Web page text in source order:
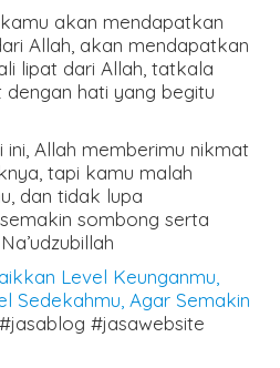
akan mendapatkan
Allah, akan mendapatkan
lipat dari Allah, tatkala
hati yang begitu
Allah memberimu nikmat
tapi kamu malah
dan tidak lupa
sombong serta
Level Keunganmu,
Sedekahmu, Agar Semakin
#jasablog #jasawebsite